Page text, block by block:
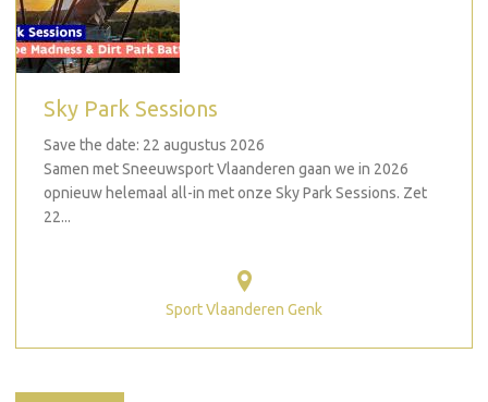
Sky Park Sessions
Save the date: 22 augustus 2026
Samen met Sneeuwsport Vlaanderen gaan we in 2026
opnieuw helemaal all-in met onze Sky Park Sessions. Zet
22...
Sport Vlaanderen Genk